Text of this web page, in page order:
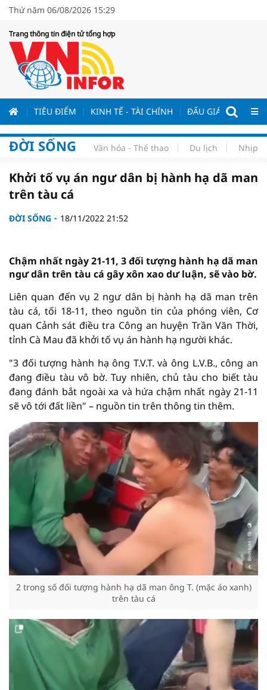
Thứ năm 06/08/2026 15:29
Trang thông tin điện tử tổng hợp
TIÊU ĐIỂM KINH TẾ - TÀI CHÍNH ĐẤU GIÁ - ĐẤU
ĐỜI SỐNG Văn hóa - Thể thao Du lịch Nhịp
Khởi tố vụ án ngư dân bị hành hạ dã man
trên tàu cá
ĐỜI SỐNG 18/11/2022 21:52
Chậm nhất ngày 21-11, 3 đối tượng hành hạ dã man
ngư dân trên tàu cá gây xôn xao dư luận, sẽ vào bờ.
Liên quan đến vụ 2 ngư dân bị hành hạ dã man trên
tàu cá, tối 18-11, theo nguồn tin của phóng viên, Cơ
quan Cảnh sát điều tra Công an huyện Trần Văn Thời,
tỉnh Cà Mau đã khởi tố vụ án hành hạ người khác.
"3 đối tượng hành hạ ông T.V.T. và ông L.V.B., công an
đang điều tàu vô bờ. Tuy nhiên, chủ tàu cho biết tàu
đang đánh bắt ngoài xa và hứa chậm nhất ngày 21-11
sẽ vô tới đất liền" – nguồn tin trên thông tin thêm.
2 trong số đối tượng hành hạ dã man ông T. (mặc áo xanh)
trên tàu cá